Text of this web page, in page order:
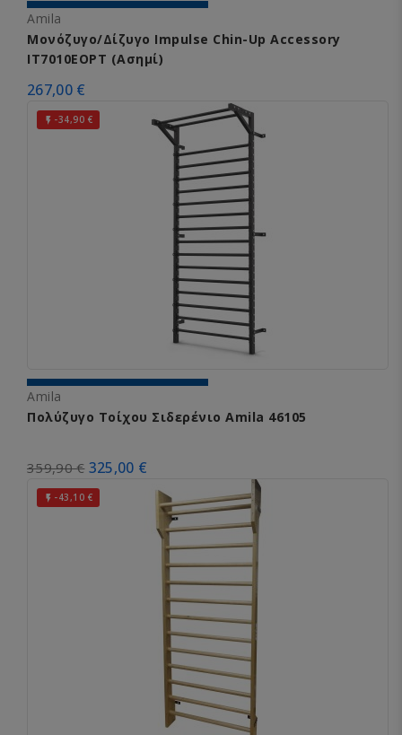
Amila
Μονόζυγο/Δίζυγο Impulse Chin-Up Accessory
IT7010EOPT (Ασημί)
267,00 €
 -34,90 €
Amila
Πολύζυγο Τοίχου Σιδερένιο Amila 46105
359,90 € 325,00 €
 -43,10 €